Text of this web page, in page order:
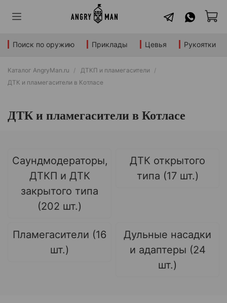
Поиск по оружию Приклады Цевья Рукоятки
Каталог AngryMan.ru
ДТКП и пламегасители
ДТК и пламегасители в Котласе
ДТК и пламегасители в Котласе
Саундмодераторы,
ДТКП и ДТК
закрытого типа
(202 шт.)
ДТК открытого
типа (17 шт.)
Пламегасители (16
шт.)
Дульные насадки
и адаптеры (24
шт.)